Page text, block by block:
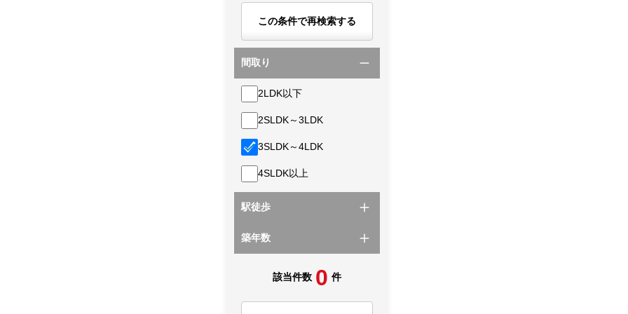
この条件で再検索する
間取り
2LDK以下
2SLDK～3LDK
3SLDK～4LDK
4SLDK以上
駅徒歩
築年数
該当件数 0 件